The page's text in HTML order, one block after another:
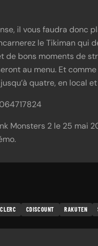
il vous faudra donc
le Tikiman qui
bons moments de
au menu. Et
quatre, en local
Monsters 2 le 25 mai
CDISCOUNT RAKUTEN